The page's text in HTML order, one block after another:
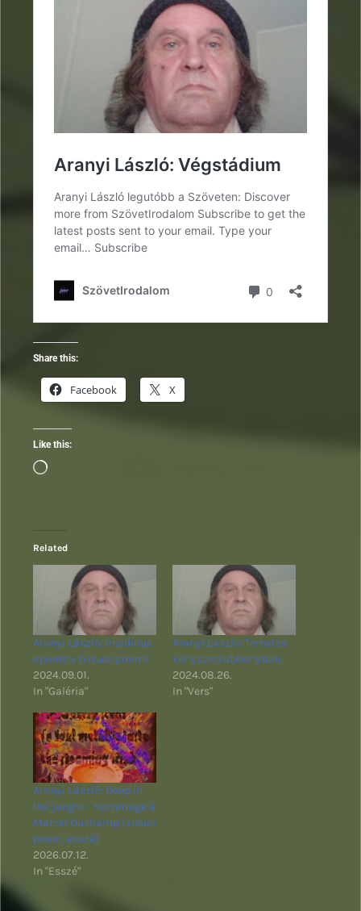
Share this:
Facebook X
Like this:
Loading…
Related
Aranyi László: Insidious
operetta (visual poem)
2024.09.01.
In "Galéria"
Aranyi László: Temetés
kényszerzubbonyban
2024.08.26.
In "Vers"
Aranyi László: Deep in
the jungle – Hommage à
Marcel Duchamp (visual
poem, esszé)
2026.07.12.
In "Esszé"